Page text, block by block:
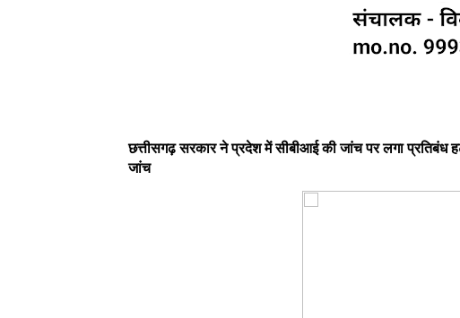
छत्तीसगढ़ सरकार ने प्रदेश में सीबीआई की जांच पर लगा प्रतिबंध
जांच